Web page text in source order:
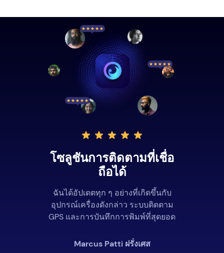
โซลูชันการติดตามที่เชื่อ
ถือได้
ฉันได้อัปเดตทุก ๆ อย่างที่เกิดขึ้นกับ
อุปกรณ์เครื่องดังกล่าว ระบบติดตาม
GPS และการบันทึกการพิมพ์ที่สุดยอด
Marcus Patti ฝรั่งเศส